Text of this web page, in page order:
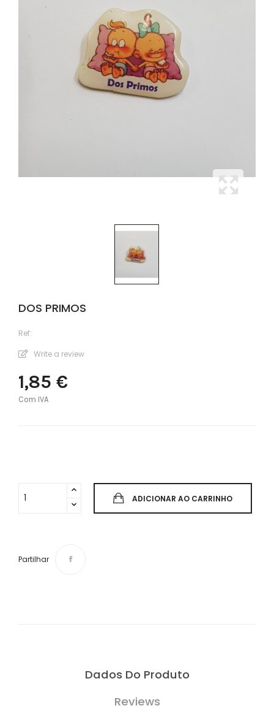
DOS PRIMOS
Ref:
Write a review
1,85 €
Com IVA
ADICIONAR AO CARRINHO
Partilhar
Dados Do Produto
Reviews